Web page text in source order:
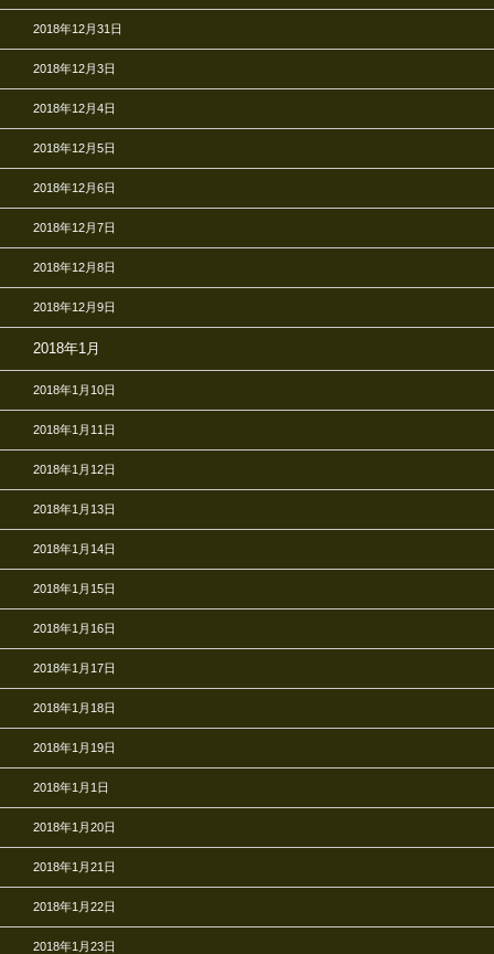
2018年12月31日
2018年12月3日
2018年12月4日
2018年12月5日
2018年12月6日
2018年12月7日
2018年12月8日
2018年12月9日
2018年1月
2018年1月10日
2018年1月11日
2018年1月12日
2018年1月13日
2018年1月14日
2018年1月15日
2018年1月16日
2018年1月17日
2018年1月18日
2018年1月19日
2018年1月1日
2018年1月20日
2018年1月21日
2018年1月22日
2018年1月23日